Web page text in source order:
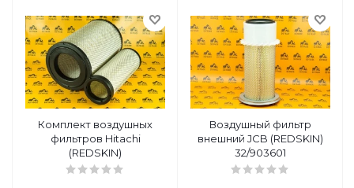
Комплект воздушных
фильтров Hitachi
(REDSKIN)
Воздушный фильтр
внешний JCB (REDSKIN)
32/903601